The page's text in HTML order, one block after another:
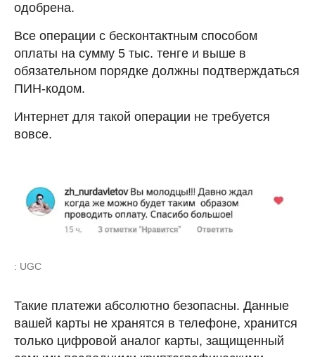
одобрена.
Все операции с бесконтактным способом
оплаты на сумму 5 тыс. тенге и выше в
обязательном порядке должны подтверждаться
ПИН-кодом.
Интернет для такой операции не требуется
вовсе.
: UGC
Такие платежи абсолютно безопасны. Данные
вашей карты не хранятся в телефоне, хранится
только цифровой аналог карты, защищенный